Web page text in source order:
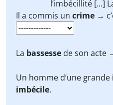
l’imbécillité [...]
Il a commis un crime →
La bassesse de son acte
Un homme d’une grande
imbécile.